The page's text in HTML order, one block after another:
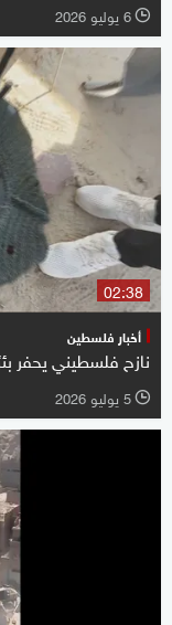
l 6 يوليو 2026
02:38
أخبار فلسطين
نازح فلسطيني يحفر
l 5 يوليو 2026